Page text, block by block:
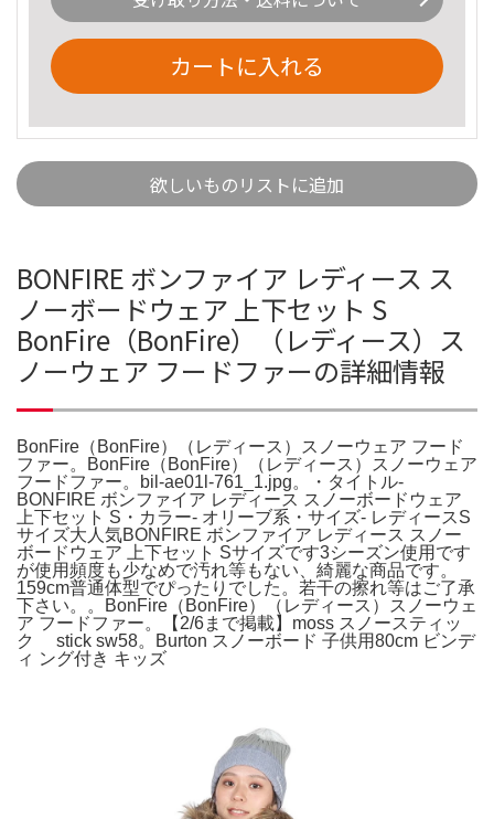
カートに入れる
欲しいものリストに追加
BONFIRE ボンファイア レディース ス
ノーボードウェア 上下セット S
BonFire（BonFire）（レディース）ス
ノーウェア フードファーの詳細情報
BonFire（BonFire）（レディース）スノーウェア フード
ファー。BonFire（BonFire）（レディース）スノーウェア
フードファー。bil-ae01l-761_1.jpg。・タイトル-
BONFIRE ボンファイア レディース スノーボードウェア
上下セット S・カラー- オリーブ系・サイズ- レディースS
サイズ大人気BONFIRE ボンファイア レディース スノー
ボードウェア 上下セット Sサイズです3シーズン使用です
が使用頻度も少なめで汚れ等もない、綺麗な商品です。
159cm普通体型でぴったりでした。若干の擦れ等はご了承
下さい。。BonFire（BonFire）（レディース）スノーウェ
ア フードファー。【2/6まで掲載】moss スノースティッ
ク stick sw58。Burton スノーボード 子供用80cm ビンデ
ィ ング付き キッズ